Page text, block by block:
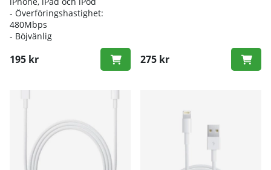
- Överföringshastighet:
480Mbps
- Böjvänlig
195 kr 275 kr